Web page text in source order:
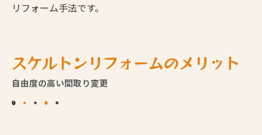
リフォーム手法です。
スケルトンリフォームのメリット
自由度の高い間取り変更